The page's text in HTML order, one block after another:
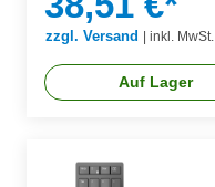
zzgl. Versand inkl. MwSt.
Auf Lager